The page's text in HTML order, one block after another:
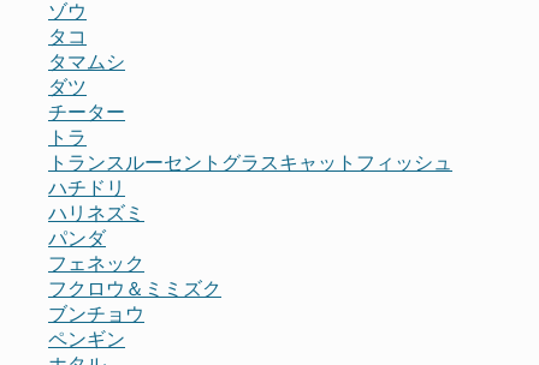
ゾウ
タコ
タマムシ
ダツ
チーター
トラ
トランスルーセントグラスキャットフィッシュ
ハチドリ
ハリネズミ
パンダ
フェネック
フクロウ＆ミミズク
ブンチョウ
ペンギン